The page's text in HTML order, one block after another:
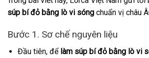
súp bí đỏ bằng lò vi sóng chuẩn vị châu
Bước 1. Sơ chế nguyên liệu
Đầu tiên, để làm súp bí đỏ bằng lò vi